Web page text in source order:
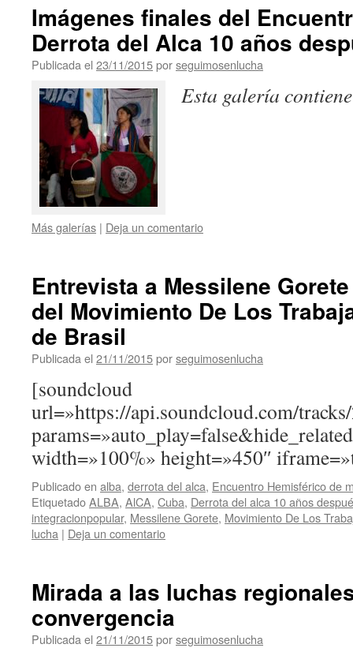
Imágenes finales del
Derrota del Alca 10 años
Publicada el 23/11/2015porseguimosenlucha
Esta galería
Más galerías | Deja un comentario
Entrevista a Messilene
del Movimiento De Los
de Brasil
Publicada el 21/11/2015porseguimosenlucha
[soundcloud
url=»https://api.soundcloud.com/
width=»100%» height=»450″
Publicado en alba, derrota del alca, Encuentro Hemisférico de
EtiquetadoALBA, AlCA, Cuba, Derrota del alca 10 años
integracionpopular, Messilene Gorete, Movimiento De Los
lucha | Deja un comentario
Mirada a las luchas
convergencia
Publicada el 21/11/2015porseguimosenlucha